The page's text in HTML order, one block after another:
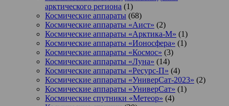
арктического региона (1)
Космические аппараты (68)
Космические аппараты «Аист» (2)
Космические аппараты «Арктика-М» (1)
Космические аппараты «Ионосфера» (1)
Космические аппараты «Космос» (3)
Космические аппараты «Луна» (14)
Космические аппараты «Ресурс-П» (4)
Космические аппараты «УниверСат-2023» (2)
Космические аппараты «УниверСат» (1)
Космические спутники «Метеор» (4)